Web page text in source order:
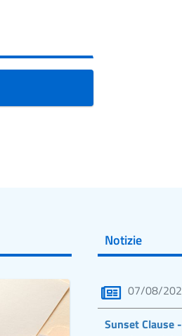
Notizie
07/08/
Sunset Clause